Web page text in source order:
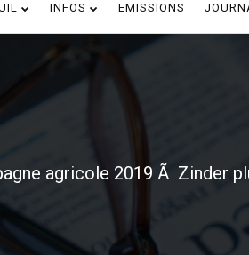
INFOS EMISSIONS
agricole 2019 Ã Zinder